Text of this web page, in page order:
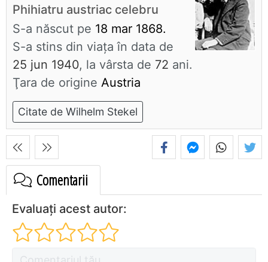
Phihiatru austriac celebru
S-a născut pe 18 mar 1868.
S-a stins din viaţa în data de
25 jun 1940, la vârsta de 72 ani.
Ţara de origine Austria
Citate de Wilhelm Stekel
Comentarii
Evaluați acest autor: